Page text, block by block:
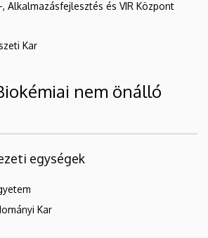
Alkalmazásfejlesztés és VIR Központ
Kar
nem önálló
egységek
Kar